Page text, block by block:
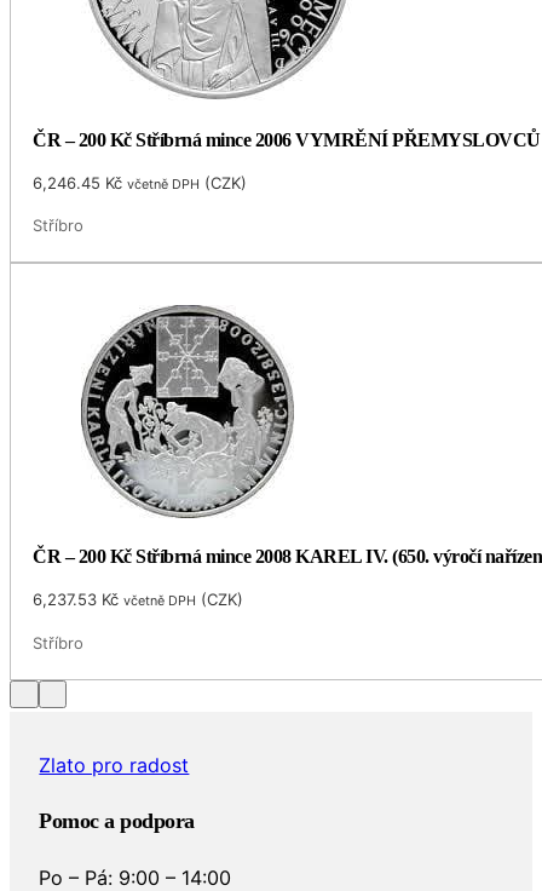
ČR – 200 Kč Stříbrná mince 2006 VYMRĚNÍ
6,246.45 Kč včetně DPH (CZK)
Stříbro
ČR – 200 Kč Stříbrná mince 2008 KAREL IV. (650. výročí
6,237.53 Kč včetně DPH (CZK)
Stříbro
Zlato pro radost
Pomoc a podpora
Po – Pá: 9:00 – 14:00